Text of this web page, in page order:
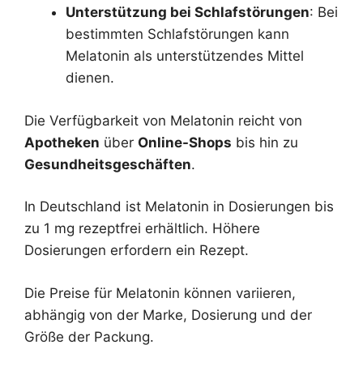
Unterstützung bei Schlafstörungen: Bei
bestimmten Schlafstörungen kann
Melatonin als unterstützendes Mittel
dienen.
Die Verfügbarkeit von Melatonin reicht von
Apotheken über Online-Shops bis hin zu
Gesundheitsgeschäften.
In Deutschland ist Melatonin in Dosierungen bis
zu 1 mg rezeptfrei erhältlich. Höhere
Dosierungen erfordern ein Rezept.
Die Preise für Melatonin können variieren,
abhängig von der Marke, Dosierung und der
Größe der Packung.